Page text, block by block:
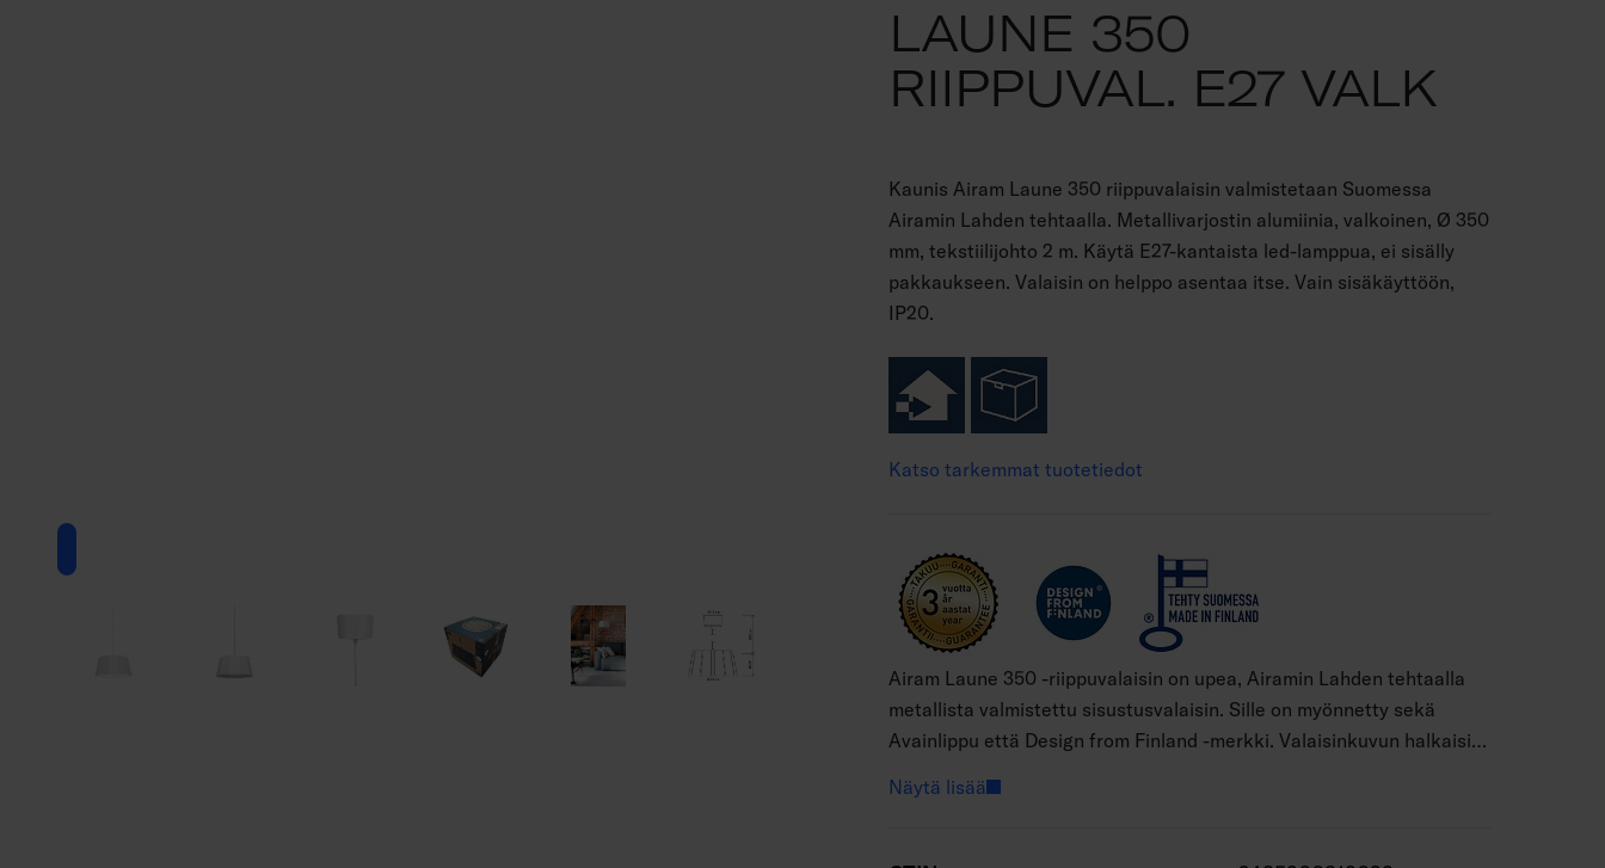
LAUNE 350
RIIPPUVAL. E27 VALK
Kaunis Airam Laune 350 riippuvalaisin valmistetaan Suomessa
Airamin Lahden tehtaalla. Metallivarjostin alumiinia, valkoinen, Ø 350
mm, tekstiilijohto 2 m. Käytä E27-kantaista led-lamppua, ei sisälly
pakkaukseen. Valaisin on helppo asentaa itse. Vain sisäkäyttöön,
IP20.
Katso tarkemmat tuotetiedot
Airam Laune 350 -riippuvalaisin on upea, Airamin Lahden tehtaalla
metallista valmistettu sisustusvalaisin. Sille on myönnetty sekä
Avainlippu että Design from Finland -merkki. Valaisinkuvun halkaisija
tummanharmaa helmiäinen ja vaniljankeltainen. Kangasjohto ja
Näytä lisää